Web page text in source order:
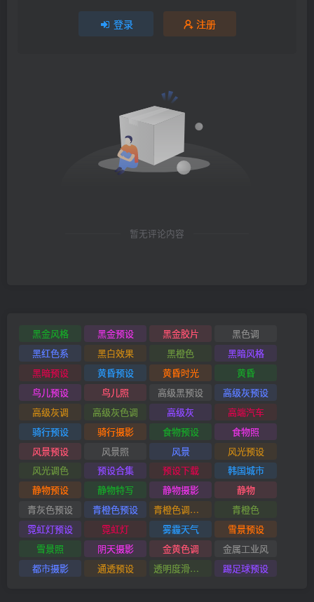
登录 注册
暂无评论内容
黑金风格 黑金预设 黑金胶片
黑色调
黑红色系
黑白效果 黑橙色
黑暗风格
黑暗预设
黄昏预设 黄昏时光
黄昏
鸟儿预设
鸟儿照 高级黑预设
高级灰预设
高级灰调
高级灰色调 高级灰
高端汽车
骑行预设
骑行摄影 食物预设
食物照
风景预设
风景照 风景
风光预设
风光调色
预设合集 预设下载
韩国城市
静物预设
静物特写 静物摄影
静物
青灰色预设
青橙色预设 青橙色调预设
青橙色
霓虹灯预设
霓虹灯 雾霾天气
雪景预设
雪景照
阴天摄影 金黄色调
金属工业风
都市摄影
通透预设 透明度滑块插件 踢足球预设